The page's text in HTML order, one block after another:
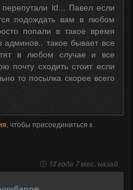
id... Павел если
подождать вам в любом
попали в такое время
админов.. такое бывает все
в любом случае и все
почту сходить стоит если
то посылка скорее всего
, чтобы присоединиться к
13 года 7 мес. назад